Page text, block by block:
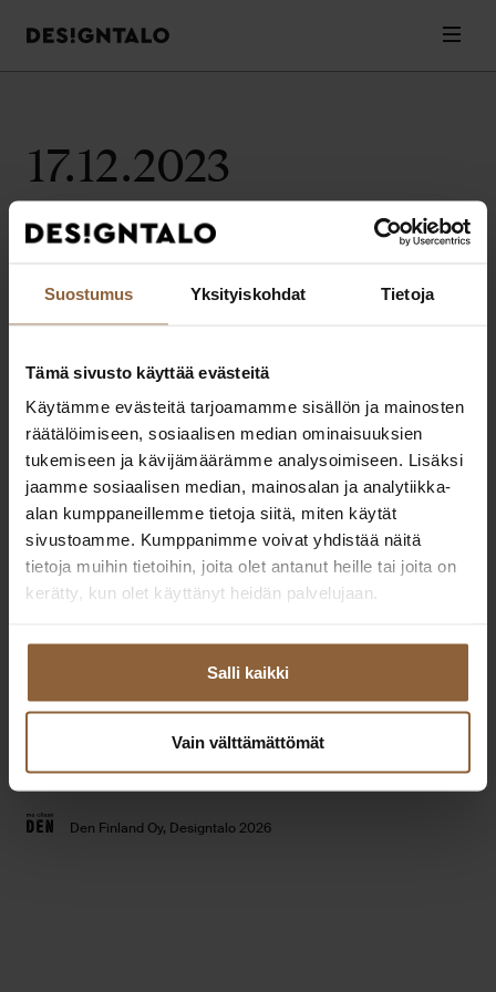
Suostumus Yksityiskohdat Tietoja
Tämä sivusto käyttää evästeitä
Käytämme evästeitä tarjoamamme sisällön ja mainosten
räätälöimiseen, sosiaalisen median ominaisuuksien
tukemiseen ja kävijämäärämme analysoimiseen. Lisäksi
jaamme sosiaalisen median, mainosalan ja analytiikka-
alan kumppaneillemme tietoja siitä, miten käytät
sivustoamme. Kumppanimme voivat yhdistää näitä
tietoja muihin tietoihin, joita olet antanut heille tai joita on
kerätty, kun olet käyttänyt heidän palvelujaan.
Salli kaikki
Vain välttämättömät
Designtalo
17.12.2023
Valitettavasti artikkeleita ei löytynyt.
Designtalo
Elämäsi parhaat ratkaisut muuttovalmiin kodin rakentamiseen.
Extranet
Extranet asiakkaille
Extranet
yhteistyökumppaneille
Usein kysytyt kysymykset
Pikalinkit
Ota yhteyttä
Toimipisteet
Tilaa esitteet
Talomallisto
Taloesittelyt
Den Finland Oy, Designtalo 2026